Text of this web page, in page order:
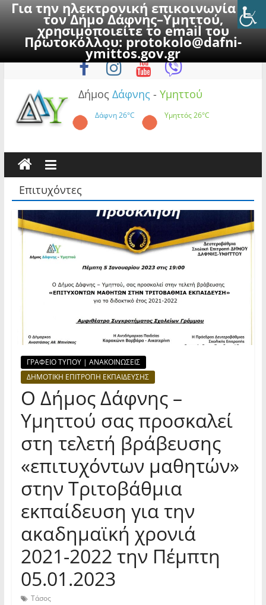
Για την ηλεκτρονική επικοινωνία με
τον Δήμο Δάφνης–Υμηττού,
χρησιμοποιείτε το email του
Πρωτοκόλλου:protokolo@dafni-
ymittos.gov.gr
to
Πέμπτη, 6 Αυγούστου 2026
Δήμος Δάφνης - Υμηττού
Δάφνη26°C Υμηττός26°C
Επιτυχόντες
ΓΡΑΦΕΙΟ ΤΥΠΟΥ | ΑΝΑΚΟΙΝΩΣΕΙΣ
ΔΗΜΟΤΙΚΗ ΕΠΙΤΡΟΠΗ ΕΚΠΑΙΔΕΥΣΗΣ
Ο Δήμος Δάφνης –
Υμηττού σας προσκαλεί
στη τελετή βράβευσης
«επιτυχόντων μαθητών»
στην Τριτοβάθμια
εκπαίδευση για την
ακαδημαϊκή χρονιά
2021-2022 την Πέμπτη
05.01.2023
Τάσος